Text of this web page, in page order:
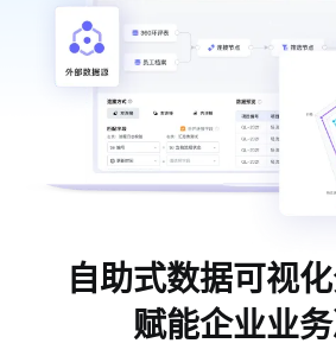
自助式数据可视
赋能企业业